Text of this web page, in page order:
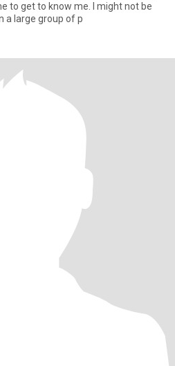
to get to know me. I might not be
a large group of p